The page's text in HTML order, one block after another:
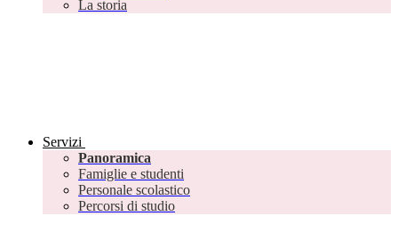
La storia
Servizi
Panoramica
Famiglie e studenti
Personale scolastico
Percorsi di studio